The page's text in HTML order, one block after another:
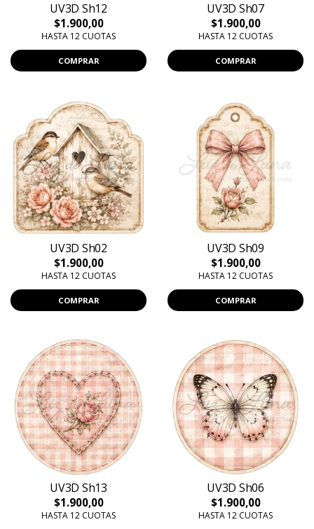
UV3D Sh12
$1.900,00
HASTA 12 CUOTAS
COMPRAR
UV3D Sh07
$1.900,00
HASTA 12 CUOTAS
COMPRAR
UV3D Sh02
$1.900,00
HASTA 12 CUOTAS
COMPRAR
UV3D Sh09
$1.900,00
HASTA 12 CUOTAS
COMPRAR
UV3D Sh13
$1.900,00
HASTA 12 CUOTAS
UV3D Sh06
$1.900,00
HASTA 12 CUOTAS